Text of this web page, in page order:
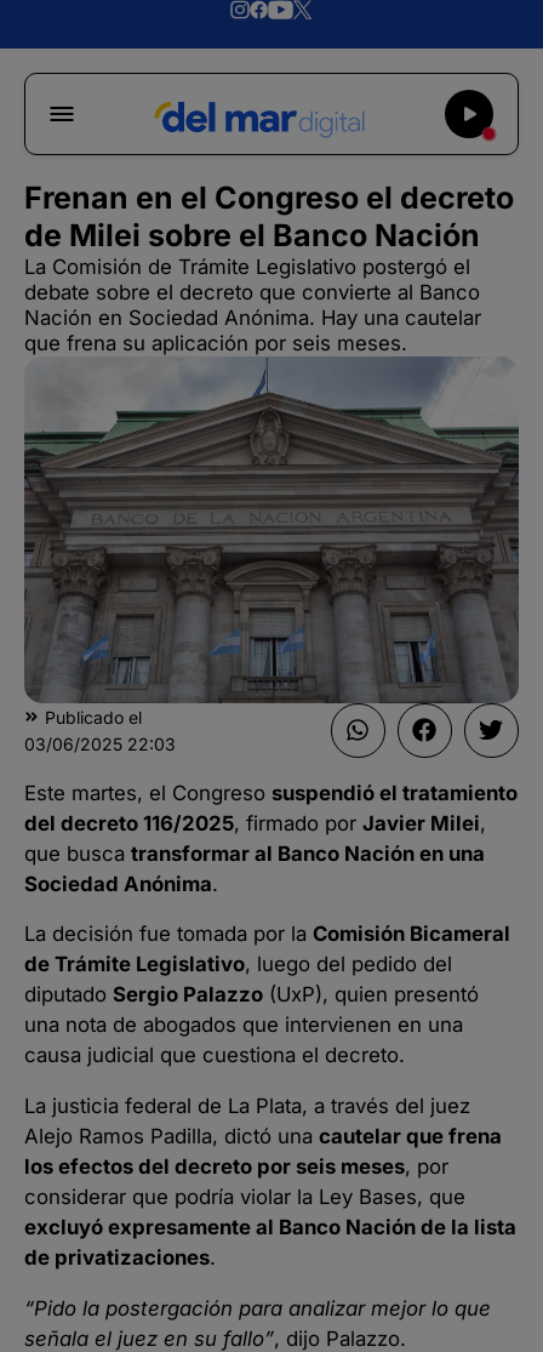
Frenan en el Congreso el decreto
de Milei sobre el Banco Nación
La Comisión de Trámite Legislativo postergó el
debate sobre el decreto que convierte al Banco
Nación en Sociedad Anónima. Hay una cautelar
que frena su aplicación por seis meses.
Publicado el
03/06/2025 22:03
Este martes, el Congreso suspendió el tratamiento
del decreto 116/2025, firmado por Javier Milei,
que busca transformar al Banco Nación en una
Sociedad Anónima.
La decisión fue tomada por la Comisión Bicameral
de Trámite Legislativo, luego del pedido del
diputado Sergio Palazzo (UxP), quien presentó
una nota de abogados que intervienen en una
causa judicial que cuestiona el decreto.
La justicia federal de La Plata, a través del juez
Alejo Ramos Padilla, dictó una cautelar que frena
los efectos del decreto por seis meses, por
considerar que podría violar la Ley Bases, que
excluyó expresamente al Banco Nación de la lista
de privatizaciones.
“Pido la postergación para analizar mejor lo que
señala el juez en su fallo”, dijo Palazzo.